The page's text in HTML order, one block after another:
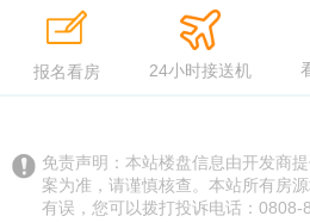
报名看房 24小时接送机
免责声明：本站楼盘信息由开发商
案为准，请谨慎核查。本站所有房
有误，您可以拨打投诉电话：0808-